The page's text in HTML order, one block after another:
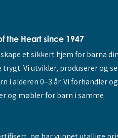
the Heart since 1947
et sikkert hjem for barna
trygt. Vi utvikler, produserer og
i alderen 0–3 år. Vi forhandler
og møbler for barn i samme